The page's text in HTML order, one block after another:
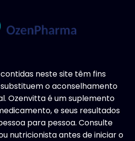
neste site têm fins
o aconselhamento
Ozenvitta é um suplemento
e seus resultados
para pessoa. Consulte
nutricionista antes de iniciar o